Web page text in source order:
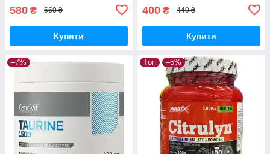
580 ₴ 660 ₴
Купити
400 ₴ 440 ₴
Купити
–7% Топ –5%